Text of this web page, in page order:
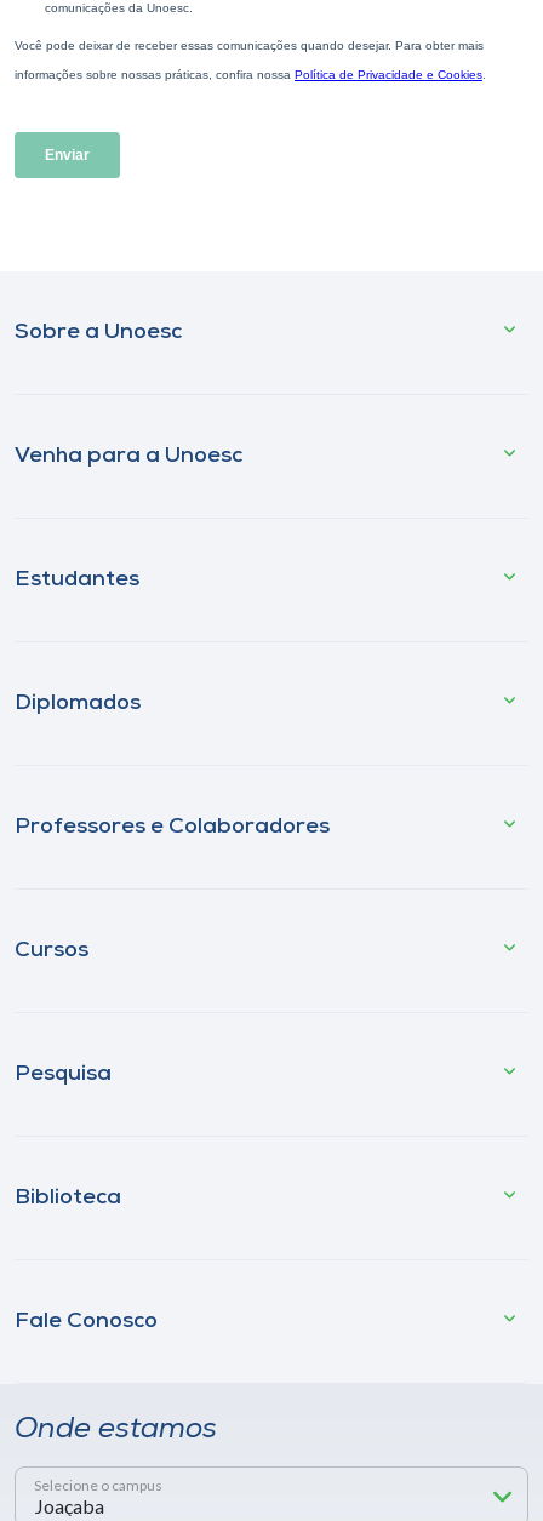
Sobre a Unoesc
Venha para a Unoesc
Estudantes
Diplomados
Professores e Colaboradores
Cursos
Pesquisa
Biblioteca
Fale Conosco
Onde estamos
Selecione o campus